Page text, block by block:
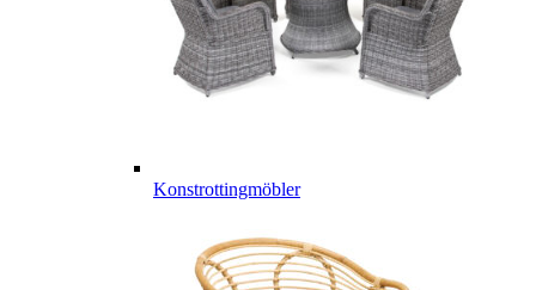
Konstrottingmöbler